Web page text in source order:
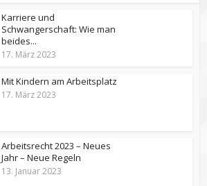
Karriere und
Schwangerschaft: Wie man
beides...
17. März 2023
Mit Kindern am Arbeitsplatz
17. März 2023
Arbeitsrecht 2023 – Neues
Jahr – Neue Regeln
13. Januar 2023